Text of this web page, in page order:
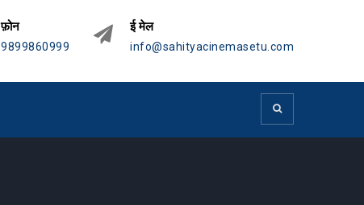
फ़ोन
9899860999
ई मेल
info@sahityacinemasetu.com